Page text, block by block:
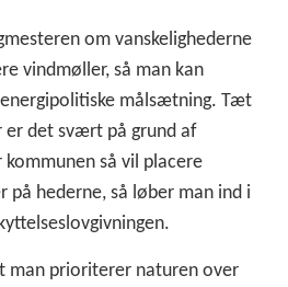
om vanskelighederne
vindmøller, så man kan
målsætning. Tæt
er det svært på grund af
så vil placere
på hederne, så løber man ind i
man prioriterer naturen over